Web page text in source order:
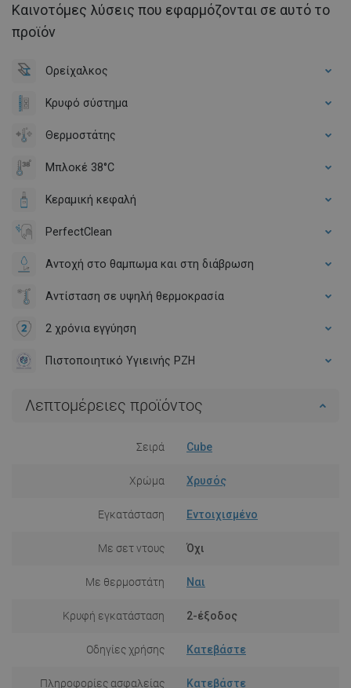
Καινοτόμες λύσεις που εφαρμόζονται σε αυτό το
προϊόν
Ορείχαλκος
Κρυφό σύστημα
Θερμοστάτης
Μπλοκέ 38°C
Κεραμική κεφαλή
PerfectClean
Αντοχή στο θαμπωμα και στη διάβρωση
Αντίσταση σε υψηλή θερμοκρασία
2 χρόνια εγγύηση
Πιστοποιητικό Υγιεινής PZH
Λεπτομέρειες προϊόντος
Σειρά Cube
Χρώμα Χρυσός
Εγκατάσταση Εντοιχισμένο
Με σετ ντους Όχι
Με θερμοστάτη Ναι
Κρυφή εγκατάσταση 2-έξοδος
Οδηγίες χρήσης Κατεβάστε
Πληροφορίες ασφαλείας Κατεβάστε